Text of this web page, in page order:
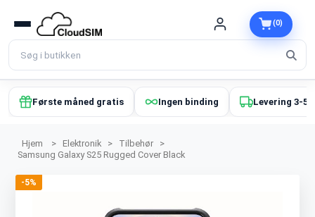
(0)
Første måned gratis Ingen binding Levering 3-5
Hjem > Elektronik > Tilbehør
>
Samsung Galaxy S25 Rugged Cover Black
-5%